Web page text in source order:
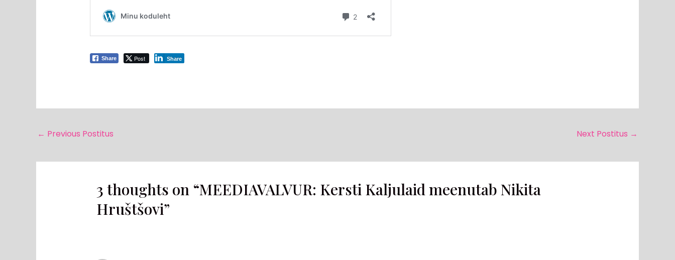
Share Post Share
← Previous Postitus Next Postitus →
3 thoughts on “MEEDIAVALVUR: Kersti Kaljulaid meenutab Nikita
Hruštšovi”